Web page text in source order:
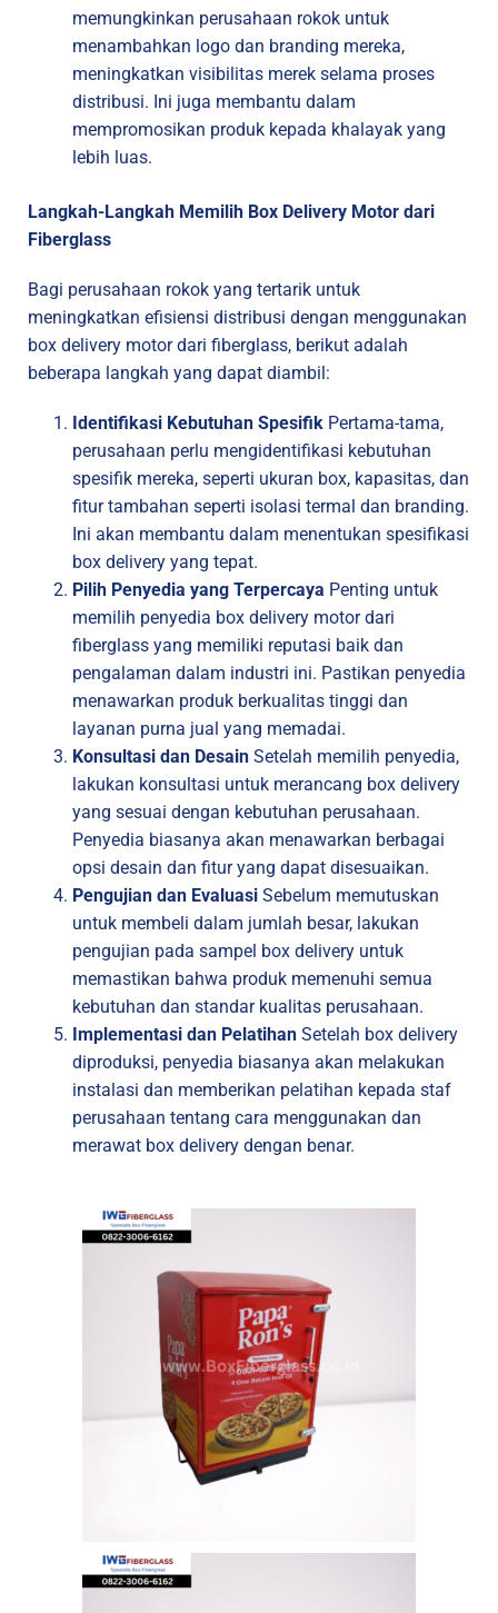
memungkinkan perusahaan rokok untuk
menambahkan logo dan branding mereka,
meningkatkan visibilitas merek selama proses
distribusi. Ini juga membantu dalam
mempromosikan produk kepada khalayak yang
lebih luas.
Langkah-Langkah Memilih Box Delivery Motor dari
Fiberglass
Bagi perusahaan rokok yang tertarik untuk
meningkatkan efisiensi distribusi dengan menggunakan
box delivery motor dari fiberglass, berikut adalah
beberapa langkah yang dapat diambil:
Identifikasi Kebutuhan Spesifik Pertama-tama,
perusahaan perlu mengidentifikasi kebutuhan
spesifik mereka, seperti ukuran box, kapasitas, dan
fitur tambahan seperti isolasi termal dan branding.
Ini akan membantu dalam menentukan spesifikasi
box delivery yang tepat.
Pilih Penyedia yang Terpercaya Penting untuk
memilih penyedia box delivery motor dari
fiberglass yang memiliki reputasi baik dan
pengalaman dalam industri ini. Pastikan penyedia
menawarkan produk berkualitas tinggi dan
layanan purna jual yang memadai.
Konsultasi dan Desain Setelah memilih penyedia,
lakukan konsultasi untuk merancang box delivery
yang sesuai dengan kebutuhan perusahaan.
Penyedia biasanya akan menawarkan berbagai
opsi desain dan fitur yang dapat disesuaikan.
Pengujian dan Evaluasi Sebelum memutuskan
untuk membeli dalam jumlah besar, lakukan
pengujian pada sampel box delivery untuk
memastikan bahwa produk memenuhi semua
kebutuhan dan standar kualitas perusahaan.
Implementasi dan Pelatihan Setelah box delivery
diproduksi, penyedia biasanya akan melakukan
instalasi dan memberikan pelatihan kepada staf
perusahaan tentang cara menggunakan dan
merawat box delivery dengan benar.